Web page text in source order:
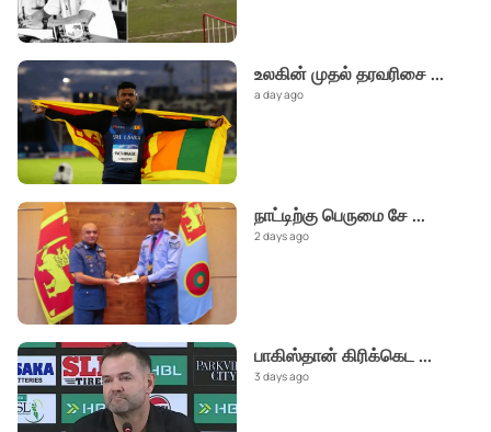
உலகின் முதல் தரவரிசை ...
a day ago
நாட்டிற்கு பெருமை சே ...
2 days ago
பாகிஸ்தான் கிரிக்கெட ...
3 days ago